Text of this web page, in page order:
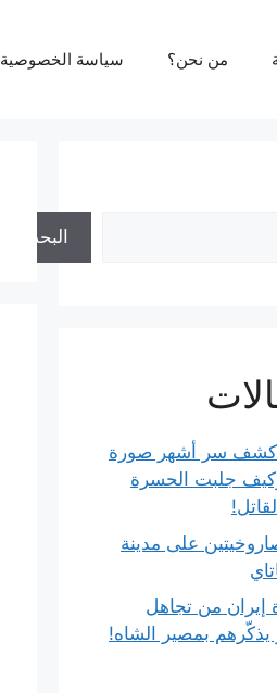
من نحن؟ سياسة الخصوصية
البحث
سر أشهر صورة
جلبت الحسرة
على مدينة
إيران من تجاهل
بمصير الشاه!